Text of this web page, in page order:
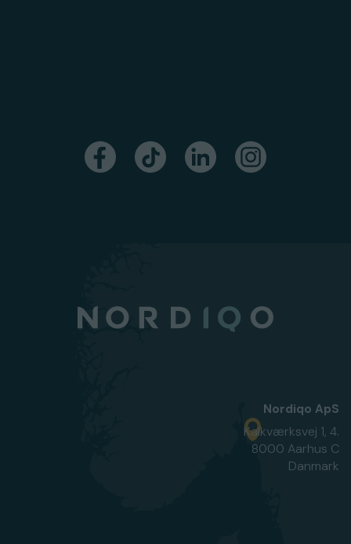
Nordiqo ApS
Kalkværksvej 1, 4.
8000 Aarhus C
Danmark